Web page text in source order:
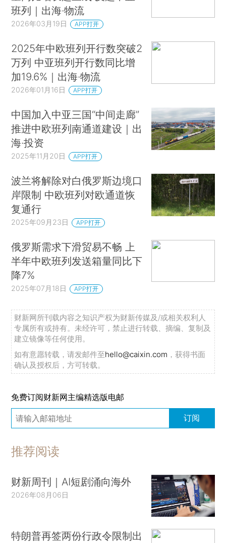
班列｜出海·物流
2026年03月19日 APP打开
2025年中欧班列开行数突破2
万列 中亚班列开行数同比增
加19.6%｜出海·物流
2026年01月16日 APP打开
中国加入中亚三国“中间走廊”
推进中欧班列南通道建设｜出
海·投资
2025年11月20日 APP打开
波兰将解除对白俄罗斯边境口
岸限制 中欧班列对欧通道恢
复通行
2025年09月23日 APP打开
俄罗斯需求下滑贸易不畅 上
半年中欧班列发送箱量同比下
降7%
2025年07月18日 APP打开
财新网所刊载内容之知识产权为财新传媒及/或相关权利人
专属所有或持有。未经许可，禁止进行转载、摘编、复制及
建立镜像等任何使用。
如有意愿转载，请发邮件至hello@caixin.com ，获得书面
确认及授权后，方可转载。
免费订阅财新网主编精选版电邮
订阅
推荐阅读
财新周刊｜AI短剧涌向海外
2026年08月06日
特朗普再签两份行政令限制出